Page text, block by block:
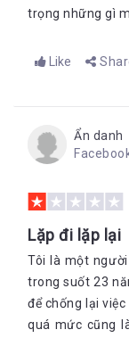
trọng những gì
Like
Ẩn danh
Lặp đi lặp lại
Tôi là một
trong suốt 23
để chống lại
quá mức cũng